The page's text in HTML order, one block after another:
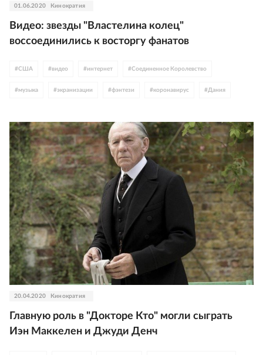
01.06.2020 Кинократия
Видео: звезды "Властелина колец"
воссоединились к восторгу фанатов
#США #видео #интернет #Соединенное Королевство
#музыка #экранизации #фэнтези #коронавирус # Дания
Энди Серкис Иэн МакКеллен #Шон Бин #Вигго Мортенсен
#Орландо Блум # Элайджа Вуд # Джош Гад # Доминик Монаган
20.04.2020 Кинократия
Главную роль в "Докторе Кто" могли сыграть
Иэн Маккелен и Джуди Денч